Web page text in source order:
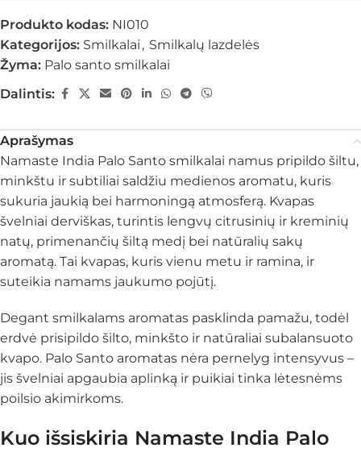
Produkto kodas: NI010
Kategorijos: Smilkalai , Smilkalų lazdelės
Žyma: Palo santo smilkalai
Dalintis:
Aprašymas
Namaste India Palo Santo smilkalai namus pripildo šiltu,
minkštu ir subtiliai saldžiu medienos aromatu, kuris
sukuria jaukią bei harmoningą atmosferą. Kvapas
švelniai derviškas, turintis lengvų citrusinių ir kreminių
natų, primenančių šiltą medį bei natūralių sakų
aromatą. Tai kvapas, kuris vienu metu ir ramina, ir
suteikia namams jaukumo pojūtį.
Degant smilkalams aromatas pasklinda pamažu, todėl
erdvė prisipildo šilto, minkšto ir natūraliai subalansuoto
kvapo. Palo Santo aromatas nėra pernelyg intensyvus –
jis švelniai apgaubia aplinką ir puikiai tinka lėtesnėms
poilsio akimirkoms.
Kuo išsiskiria Namaste India Palo